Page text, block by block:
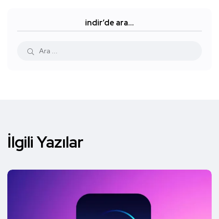
indir’de ara…
İlgili Yazılar